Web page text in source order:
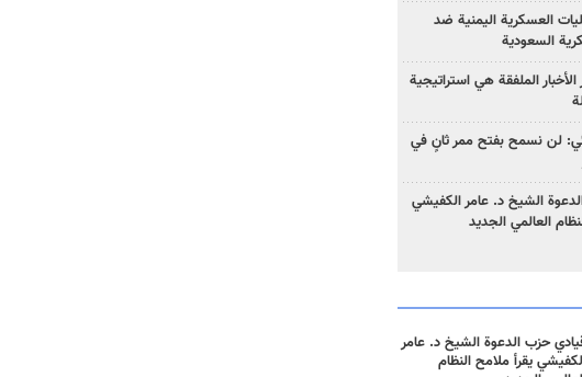
العسكرية اليمنية ضد
السعودية
الملفقة هي استراتيجية
لن نسمح بفتح ممر ثانٍ في
الشيخ د. عامر الكفيشي
العالمي الجديد
حزب الدعوة الشيخ د. عامر
يقرأ ملامح النظام